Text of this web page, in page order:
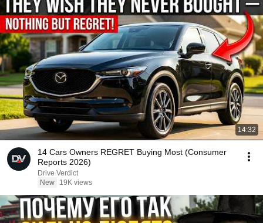
14:32
14 Cars Owners REGRET Buying Most (Consumer
Reports 2026)
Drive Verdict
New
19K views